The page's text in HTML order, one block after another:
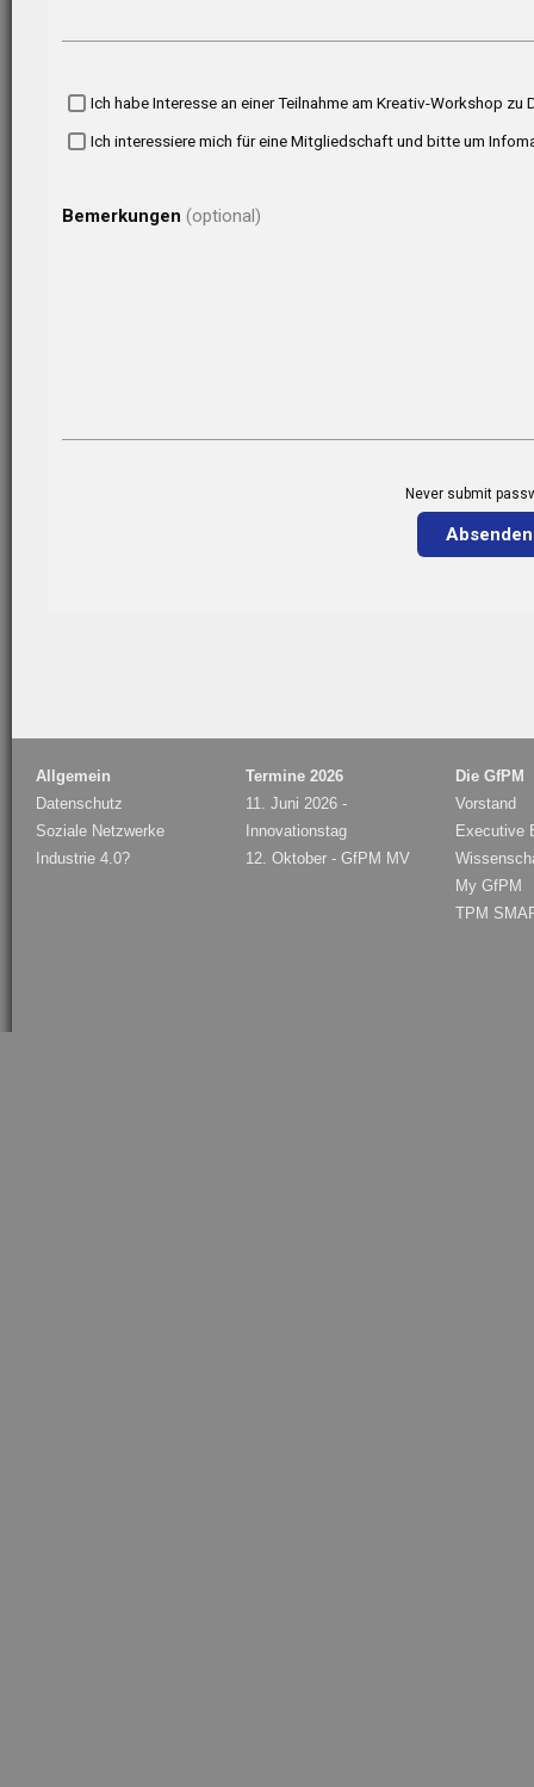
Allgemein
Datenschutz
Soziale Netzwerke
Industrie 4.0?
Termine 2026
11. Juni 2026 -
Innovationstag
12. Oktober - GfPM MV
Die GfPM
Vorstand
Executive
My GfPM
TPM